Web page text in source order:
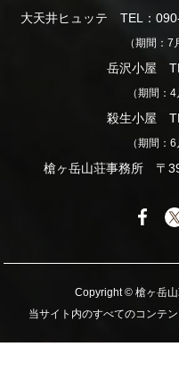
大天井ヒュッテ TEL：
（期間：7
岳沢小屋
（期間：
殺生小屋
（期間：
槍ヶ岳山荘事務所 〒
Copyright © 槍ヶ岳
当サイト内のすべてのコンテ